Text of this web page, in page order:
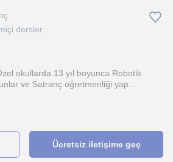
dersler
okullarda 13 yıl boyunca Robotik
ve Satranç öğretmenliği yap...
Ücretsiz iletişime geç